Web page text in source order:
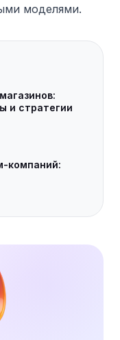
моделями.
и стратегии
компаний: